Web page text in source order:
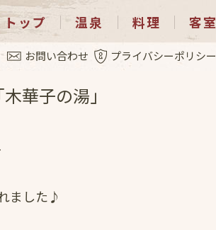
トップ 温泉 料理 客室
お問い合わせ プライバシーポリシー
華子の湯」
ました♪